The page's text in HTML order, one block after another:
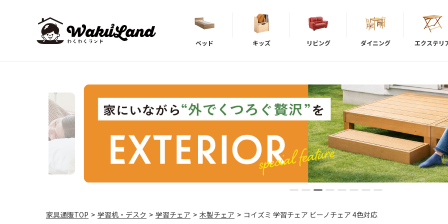
ベッド キッズ リビング ダイニング エクステリ
家具通販TOP > 学習机・デスク > 学習チェア > 木製チェア > コイズミ 学習チェア ビーノチェア 4色対応